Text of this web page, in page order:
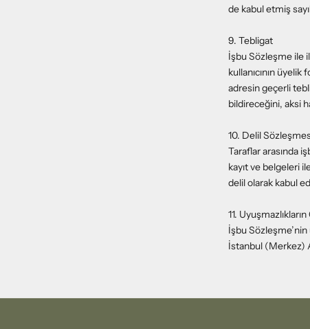
de kabul etmiş
9. Tebligat
İşbu Sözleşme ile
kullanıcının
adresin geçerli
bildireceğini, aksi
10. Delil
Taraflar arasında
kayıt ve belgeleri
delil olarak kabul
11.
İşbu
İstanbul (Merkez)